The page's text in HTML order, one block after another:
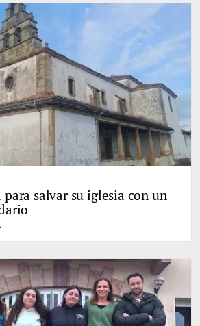
salvar su iglesia con un